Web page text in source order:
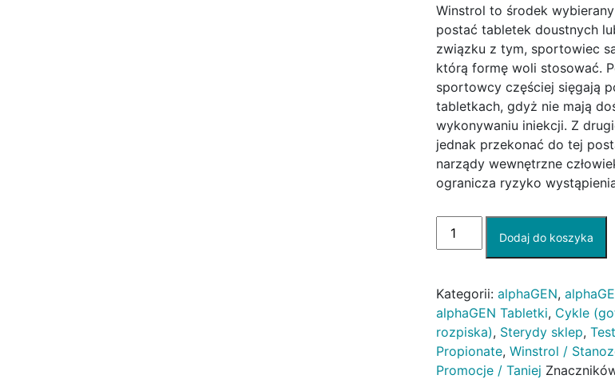
Winstrol to środek
postać tabletek doustnych
związku z tym, sportowiec
którą formę woli stosować.
sportowcy częściej sięgają
tabletkach, gdyż nie mają
wykonywaniu iniekcji. Z
jednak przekonać do tej
narządy wewnętrzne
ogranicza ryzyko
ilość
#1
Dodaj do koszyka
Kategorii: alphaGEN,
alphaGEN Tabletki, Cykle
rozpiska), Sterydy sklep,
Propionate, Winstrol /
Promocje / Taniej